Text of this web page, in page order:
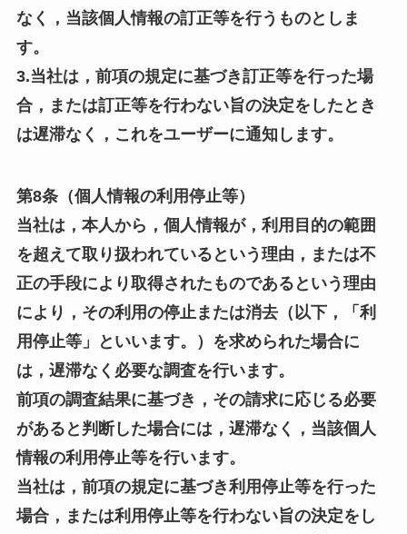
なく，当該個人情報の訂正等を行うものとしま
す。
3.当社は，前項の規定に基づき訂正等を行った場
合，または訂正等を行わない旨の決定をしたとき
は遅滞なく，これをユーザーに通知します。
第8条（個人情報の利用停止等）
当社は，本人から，個人情報が，利用目的の範囲
を超えて取り扱われているという理由，または不
正の手段により取得されたものであるという理由
により，その利用の停止または消去（以下，「利
用停止等」といいます。）を求められた場合に
は，遅滞なく必要な調査を行います。
前項の調査結果に基づき，その請求に応じる必要
があると判断した場合には，遅滞なく，当該個人
情報の利用停止等を行います。
当社は，前項の規定に基づき利用停止等を行った
場合，または利用停止等を行わない旨の決定をし